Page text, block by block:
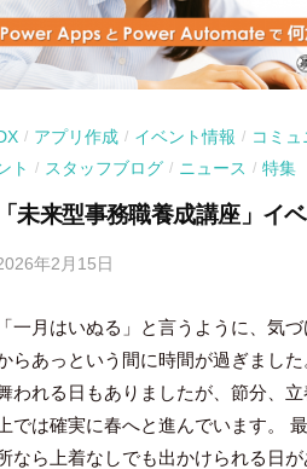
/ アプリ作成 / イベント情報 / コミ
ト
/ スタッフブログ / ニュース / 特集
「未来型事務職養成講座」イ
年2月15日
吉
田
豪
「一月はいぬる」と言うように、気
らあっという間に時間が過ぎまし
われる日もありましたが、節分、
上では確実に春へと進んでいます。
なら上着なしでも出かけられる日